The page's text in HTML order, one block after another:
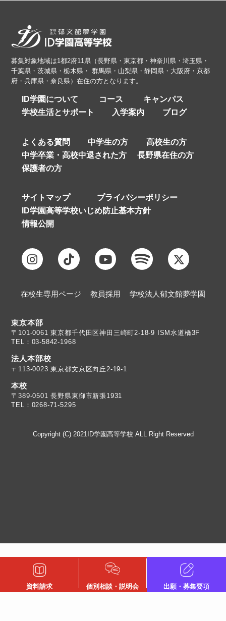
募集対象地域は1都2府11県（長野県・東京都・神奈川県・埼玉県・
千葉県・茨城県・栃木県・ 群馬県・山梨県・静岡県・大阪府・京都
府・兵庫県・奈良県）在住の方となります。
ID学園について コース
キャンパス
学校生活とサポート
入学案内 ブログ
よくある質問 中学生の方
高校生の方
中学卒業・高校中退された方
長野県在住の方
保護者の方
サイトマップ
プライバシーポリシー
ID学園高等学校いじめ防止基本方針
情報公開
在校生専用ページ 教員採用 学校法人郁文館夢学園
東京本部
TEL：03-5842-1968
法人本部校
〒113-0023 東京都文京区向丘2-19-1
本校
TEL：0268-71-5295
Copyright (C) 2021ID学園高等学校 ALL Right Reserved
資料請求 個別相談・説明会 出願・募集要項